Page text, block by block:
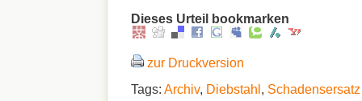
Dieses Urteil bookmarken
zur Druckversion
Tags: Archiv, Diebstahl, Schadensersatz